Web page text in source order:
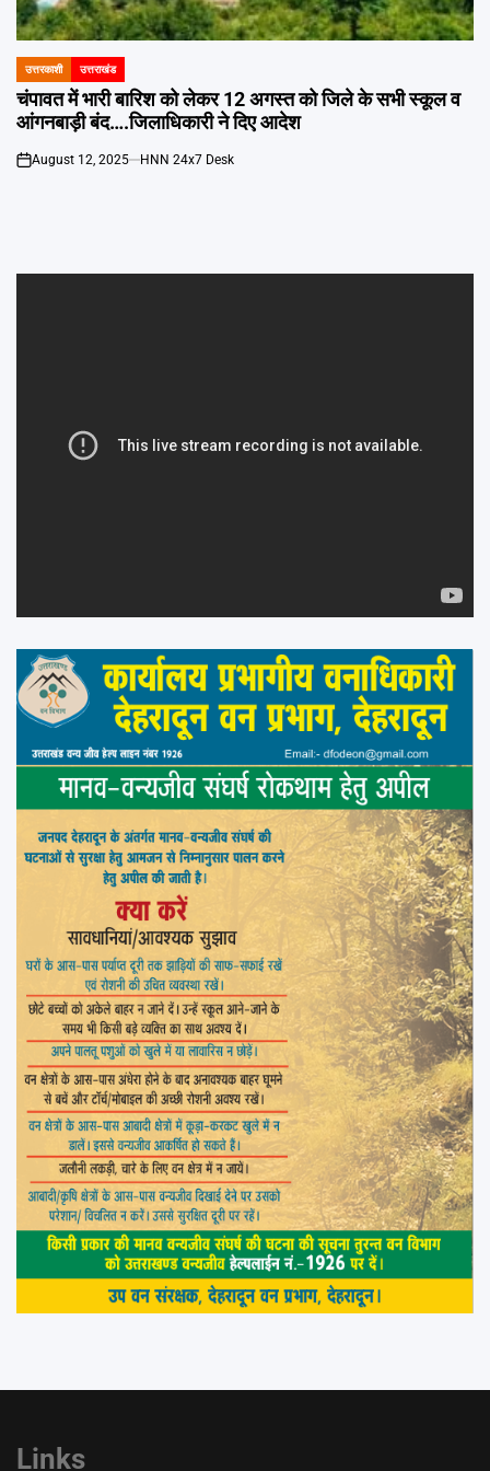
POSTED
IN
उत्तरकाशी उत्तराखंड
चंपावत में भारी बारिश को लेकर 12 अगस्त को जिले के सभी स्कूल व
आंगनबाड़ी बंद….जिलाधिकारी ने दिए आदेश
on
August 12, 2025 HNN 24x7 Desk
Links